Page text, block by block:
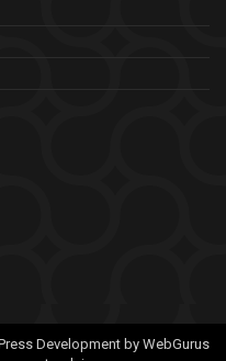
Development by WebGurus